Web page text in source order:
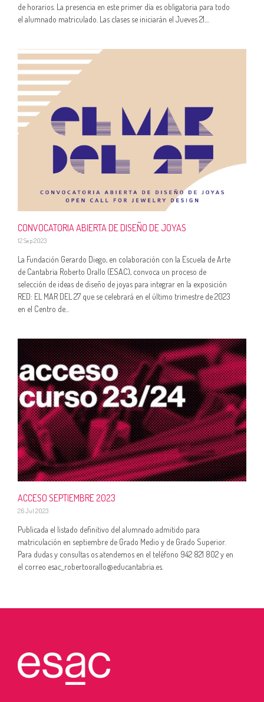
de horarios. La presencia en este primer día es obligatoria para todo
el alumnado matriculado. Las clases se iniciarán el Jueves 21....
CONVOCATORIA ABIERTA DE DISEÑO DE JOYAS
12 Sep 2023
La Fundación Gerardo Diego, en colaboración con la Escuela de Arte
de Cantabria Roberto Orallo (ESAC), convoca un proceso de
selección de ideas de diseño de joyas para integrar en la exposición
RED: EL MAR DEL 27 que se celebrará en el último trimestre de 2023
en el Centro de...
ACCESO SEPTIEMBRE 2023
26 Jul 2023
Publicada el listado definitivo del alumnado admitido para
matriculación en septiembre de Grado Medio y de Grado Superior.
Para dudas y consultas os atendemos en el teléfono 942 821 802 y en
el correo esac_robertoorallo@educantabria.es.